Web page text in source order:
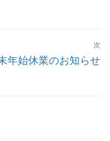
次
年始休業のお知らせ